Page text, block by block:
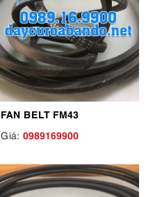
FAN BELT FM43
Giá: 0989169900